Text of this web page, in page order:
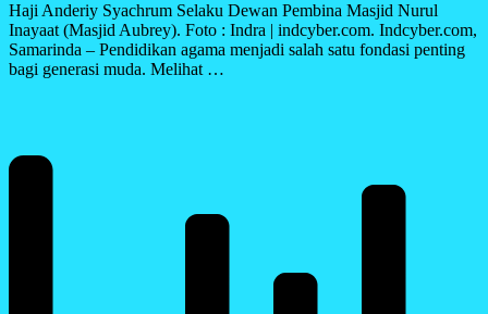
Haji Anderiy Syachrum Selaku Dewan Pembina Masjid Nurul
Inayaat (Masjid Aubrey). Foto : Indra | indcyber.com. Indcyber.com,
Samarinda – Pendidikan agama menjadi salah satu fondasi penting
bagi generasi muda. Melihat …